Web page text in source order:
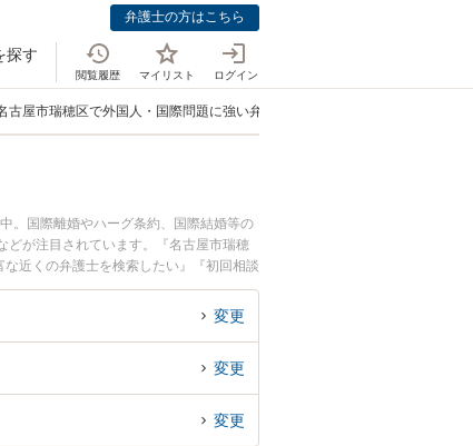
弁護士の方はこちら
探す
閲覧履歴 マイリスト ログイン
古屋市瑞穂区で外国人・国際問題に強い弁護士
。国際離婚やハーグ条約、国際結婚等の
どが注目されています。『名古屋市瑞穂
近くの弁護士を検索したい』『初回相談
変更
変更
変更